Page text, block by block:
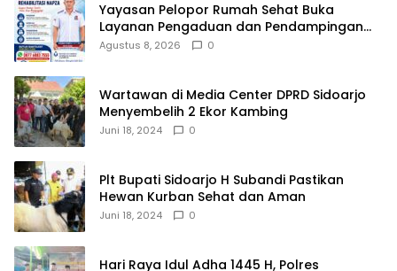
Yayasan Pelopor Rumah Sehat Buka
Layanan Pengaduan dan Pendampingan
Rehabilitasi NAPZA 24 Jam
Agustus 8, 2026 0
Wartawan di Media Center DPRD Sidoarjo
Menyembelih 2 Ekor Kambing
Juni 18, 2024 0
Plt Bupati Sidoarjo H Subandi Pastikan
Hewan Kurban Sehat dan Aman
Juni 18, 2024 0
Hari Raya Idul Adha 1445 H, Polres